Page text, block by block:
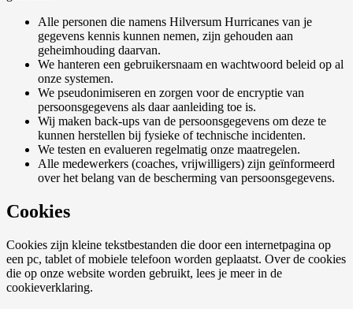
Alle personen die namens Hilversum Hurricanes van je
gegevens kennis kunnen nemen, zijn gehouden aan
geheimhouding daarvan.
We hanteren een gebruikersnaam en wachtwoord beleid op al
onze systemen.
We pseudonimiseren en zorgen voor de encryptie van
persoonsgegevens als daar aanleiding toe is.
Wij maken back-ups van de persoonsgegevens om deze te
kunnen herstellen bij fysieke of technische incidenten.
We testen en evalueren regelmatig onze maatregelen.
Alle medewerkers (coaches, vrijwilligers) zijn geïnformeerd
over het belang van de bescherming van persoonsgegevens.
Cookies
Cookies zijn kleine tekstbestanden die door een internetpagina op
een pc, tablet of mobiele telefoon worden geplaatst. Over de cookies
die op onze website worden gebruikt, lees je meer in de
cookieverklaring.